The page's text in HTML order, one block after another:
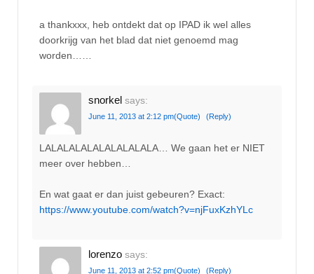
a thankxxx, heb ontdekt dat op IPAD ik wel alles
doorkrijg van het blad dat niet genoemd mag
worden……
snorkel says:
June 11, 2013 at 2:12 pm(Quote) (Reply)
LALALALALALALALALALA… We gaan het er NIET
meer over hebben…
En wat gaat er dan juist gebeuren? Exact:
https://www.youtube.com/watch?v=njFuxKzhYLc
lorenzo says:
June 11, 2013 at 2:52 pm(Quote) (Reply)